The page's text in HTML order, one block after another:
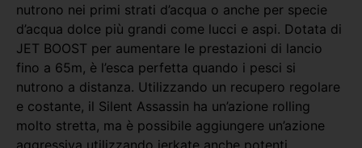
nutrono nei primi strati d’acqua o anche per specie
d’acqua dolce più grandi come lucci e aspi. Dotata di
JET BOOST per aumentare le prestazioni di lancio
fino a 65m, è l’esca perfetta quando i pesci si
nutrono a distanza. Utilizzando un recupero regolare
e costante, il Silent Assassin ha un’azione rolling
molto stretta, ma è possibile aggiungere un’azione
aggressiva utilizzando jerkate anche potenti.